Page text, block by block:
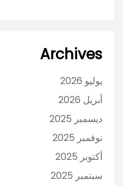
Archives
يوليو 2026
أبريل 2026
ديسمبر 2025
نوفمبر 2025
أكتوبر 2025
سبتمبر 2025